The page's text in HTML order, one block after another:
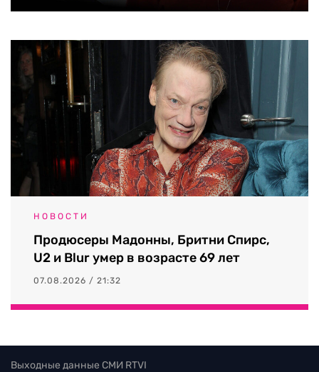
НОВОСТИ
Продюсеры Мадонны, Бритни Спирс,
U2 и Blur умер в возрасте 69 лет
07.08.2026 / 21:32
Выходные данные СМИ RTVI